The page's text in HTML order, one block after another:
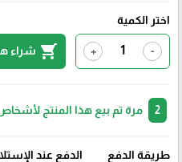
اختر الكمية
-
+
shopping_cart شراء
مرة تم بيع هذا المنتج
طريقة الدفع
الدفع عند